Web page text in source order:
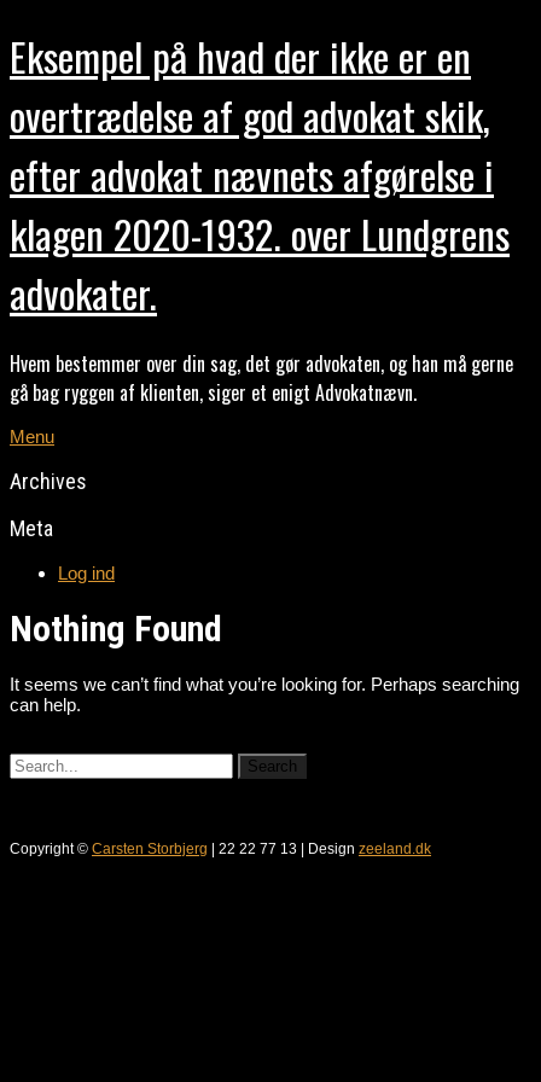
Eksempel på hvad der ikke er en
overtrædelse af god advokat skik,
efter advokat nævnets afgørelse i
klagen 2020-1932. over Lundgrens
advokater.
Hvem bestemmer over din sag, det gør advokaten, og han må gerne
gå bag ryggen af klienten, siger et enigt Advokatnævn.
Menu
Archives
Meta
Log ind
Nothing Found
It seems we can’t find what you’re looking for. Perhaps searching
can help.
Copyright © Carsten Storbjerg | 22 22 77 13 | Design zeeland.dk